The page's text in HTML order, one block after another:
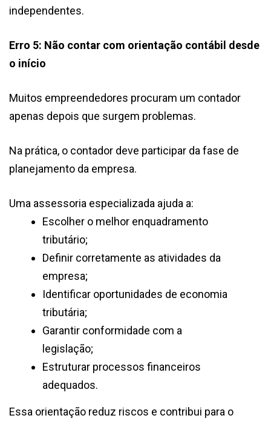
independentes.
Erro 5: Não contar com orientação contábil desde
o início
Muitos empreendedores procuram um contador
apenas depois que surgem problemas.
Na prática, o contador deve participar da fase de
planejamento da empresa.
Uma assessoria especializada ajuda a:
Escolher o melhor enquadramento
tributário;
Definir corretamente as atividades da
empresa;
Identificar oportunidades de economia
tributária;
Garantir conformidade com a
legislação;
Estruturar processos financeiros
adequados.
Essa orientação reduz riscos e contribui para o